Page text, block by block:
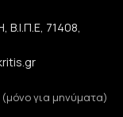
Β.Ι.Π.Ε, 71408,
για μηνύματα)